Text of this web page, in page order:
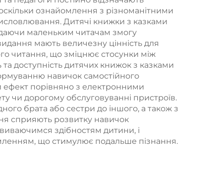
ознайомлення з різноманітними
Дитячі книжки з казками
маленьким читачам змогу
мають величезну цінність для
читання, що зміцнює стосунки між
доступність дитячих книжок з казками
навичок самостійного
ефект порівняно з електронними
чи дорогому обслуговуванні пристроїв.
брата або сестри до іншого, а також з
сприяють розвитку навичок
здібностям дитини, і
що стимулює подальше пізнання.